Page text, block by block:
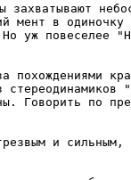
мент в
уж повеселее
похождениями
стереодинамиков
Говорить по
и сильным,